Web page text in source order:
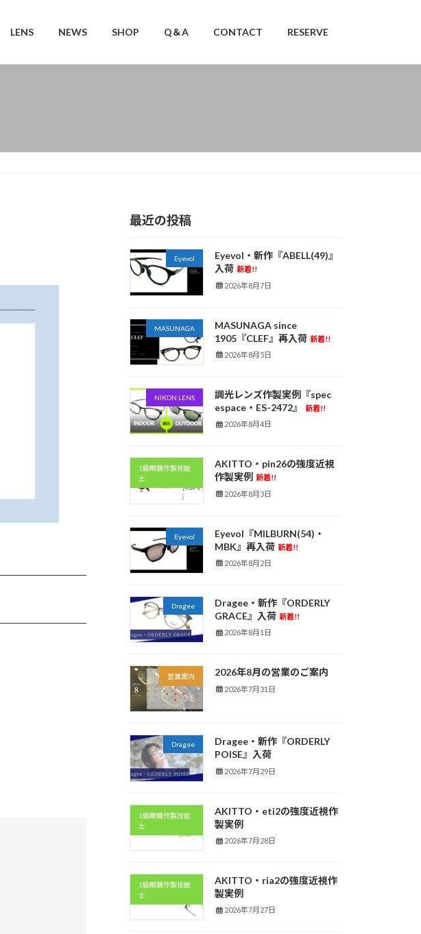
LENS NEWS SHOP Q＆A CONTACT RESERVE
最近の投稿
Eyevol
Eyevol・新作『ABELL(49)』
入荷 新着!!
2026年8月7日
MASUNAGA
MASUNAGA since
1905『CLEF』再入荷 新着!!
2026年8月5日
NIKON LENS
調光レンズ作製実例『spec
espace・ES-2472』
新着!!
2026年8月4日
1級眼鏡作製技能
士
AKITTO・pin26の強度近視
作製実例 新着!!
2026年8月3日
Eyevol
Eyevol『MILBURN(54)・
MBK』再入荷 新着!!
2026年8月2日
Dragee
Dragee・新作『ORDERLY
GRACE』入荷 新着!!
2026年8月1日
営業案内 2026年8月の営業のご案内
2026年7月31日
Dragee
Dragee・新作『ORDERLY
POISE』入荷
2026年7月29日
1級眼鏡作製技能
士
AKITTO・eti2の強度近視作
製実例
2026年7月28日
1級眼鏡作製技能
士
AKITTO・ria2の強度近視作
製実例
2026年7月27日